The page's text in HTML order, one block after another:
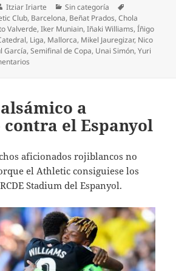
Autor
Itziar Iriarte Categorías
Sin categoría
Club, Barcelona, Beñat Prados,Chola
Valverde,Iker Muniain,Iñaki Williams,Íñigo
, Liga, Mallorca, Mikel Jauregizar, Nico
García,Semifinal de Copa, Unai Simón,Yuri
a
el Espanyol
aficionados rojiblancos no
el Athletic consiguiese los
Stadium del Espanyol.